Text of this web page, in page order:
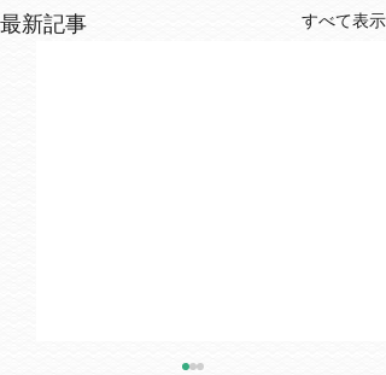
最新記事 すべて表示